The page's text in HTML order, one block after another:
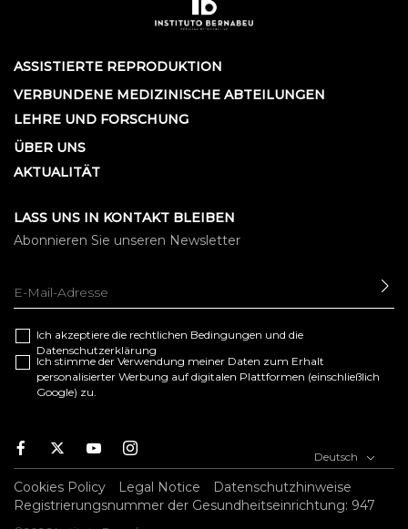
ASSISTIERTE REPRODUKTION
VERBUNDENE MEDIZINISCHE ABTEILUNGEN
LEHRE UND FORSCHUNG
ÜBER UNS
AKTUALITÄT
LASS UNS IN KONTAKT BLEIBEN
Abonnieren Sie unseren Newsletter
Ich akzeptiere die rechtlichen Bedingungen und die
Datenschutzerklärung
Ich stimme der Verwendung meiner Daten zum Erhalt
personalisierter Werbung auf digitalen Plattformen (einschließlich
Google) zu.
a
c
e
w
t
Y
o
u
t
I
n
s
t
Deutsch
Cookies Policy Legal Notice
Datenschutzhinweise
Registrierungsnummer der Gesundheitseinrichtung: 947